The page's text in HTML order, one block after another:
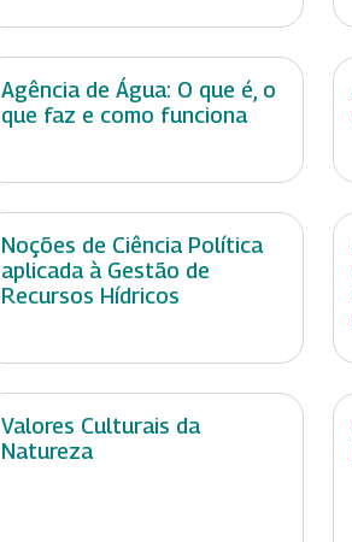
Agência de Água: O que é, o
que faz e como funciona
Noções de Ciência Política
aplicada à Gestão de
Recursos Hídricos
Valores Culturais da
Natureza